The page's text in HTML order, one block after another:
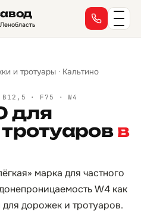
и тротуары · Кальтино
· F75 · W4
для
в
марка для частного
W4 как
дорожек и тротуаров.